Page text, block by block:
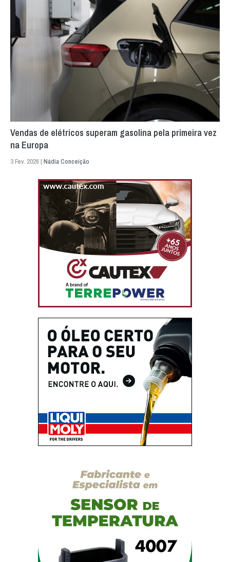
Vendas de elétricos superam gasolina pela primeira vez
na Europa
3 Fev. 2026 | Nádia Conceição